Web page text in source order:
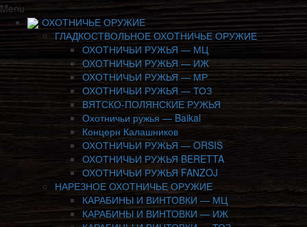
Menu
ОХОТНИЧЬЕ ОРУЖИЕ
ГЛАДКОСТВОЛЬНОЕ ОХОТНИЧЬЕ ОРУЖИЕ
ОХОТНИЧЬИ РУЖЬЯ — МЦ
ОХОТНИЧЬИ РУЖЬЯ — ИЖ
ОХОТНИЧЬИ РУЖЬЯ — МР
ОХОТНИЧЬИ РУЖЬЯ — ТОЗ
ВЯТСКО-ПОЛЯНСКИЕ РУЖЬЯ
Охотничьи ружья — Baikal
Концерн Калашников
ОХОТНИЧЬИ РУЖЬЯ — ORSIS
ОХОТНИЧЬИ РУЖЬЯ BERETTA
ОХОТНИЧЬИ РУЖЬЯ FANZOJ
НАРЕЗНОЕ ОХОТНИЧЬЕ ОРУЖИЕ
КАРАБИНЫ И ВИНТОВКИ — МЦ
КАРАБИНЫ И ВИНТОВКИ — ИЖ